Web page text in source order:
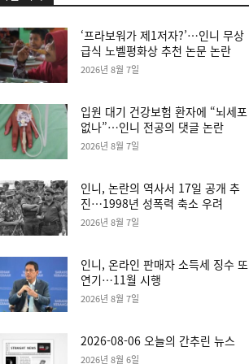
‘프라보워가 제1저자?’…인니 무상
급식 노벨평화상 추천 논문 논란
2026년 8월 7일
입원 대기 건강보험 환자에 “뇌세포
없나”…인니 전공의 댓글 논란
2026년 8월 7일
인니, 논란의 역사서 17일 공개 추
진…1998년 성폭력 축소 우려
2026년 8월 7일
인니, 온라인 판매자 소득세 징수 또
연기…11월 시행
2026년 8월 7일
2026-08-06 오늘의 간추린 뉴스
2026년 8월 6일